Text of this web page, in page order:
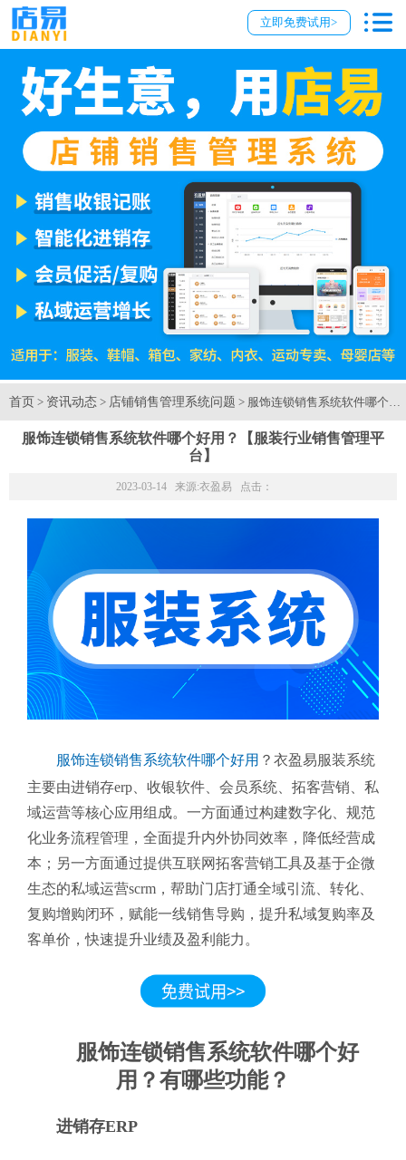
立即免费试用>
首页 > 资讯动态 > 店铺销售管理系统问题 > 服饰连锁销售系统软件哪个
服饰连锁销售系统软件哪个好用？【服装行业销售管理平
台】
2023-03-14 来源:衣盈易 点击：
服饰连锁销售系统软件哪个好用 ？衣盈易服装系统
主要由进销存erp、收银软件、会员系统、拓客营销、私
域运营等核心应用组成。一方面通过构建数字化、规范
化业务流程管理，全面提升内外协同效率，降低经营成
本；另一方面通过提供互联网拓客营销工具及基于企微
生态的私域运营scrm，帮助门店打通全域引流、转化、
复购增购闭环，赋能一线销售导购，提升私域复购率及
客单价，快速提升业绩及盈利能力。
服饰连锁销售系统软件哪个好
用？有哪些功能？
进销存ERP